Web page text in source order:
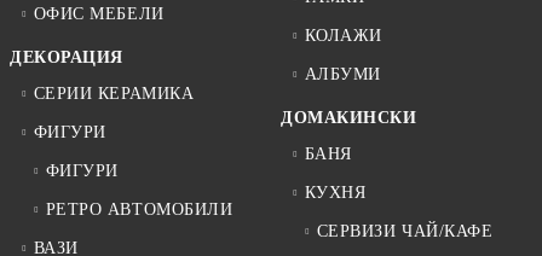
ОФИС МЕБЕЛИ
ДЕКОРАЦИЯ
СЕРИИ КЕРАМИКА
ФИГУРИ
ФИГУРИ
РЕТРО АВТОМОБИЛИ
ВАЗИ
КОЛАЖИ
АЛБУМИ
ДОМАКИНСКИ
БАНЯ
КУХНЯ
СЕРВИЗИ ЧАЙ/КАФЕ